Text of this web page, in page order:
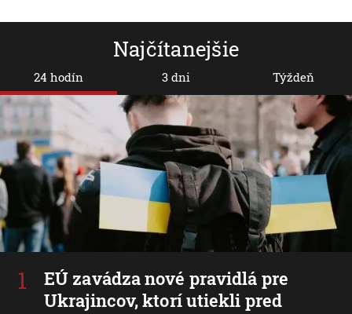
Najčítanejšie
24 hodín
EÚ zavádza nové pravidlá pre
Ukrajincov, ktorí utiekli pred
3 dni Týždeň